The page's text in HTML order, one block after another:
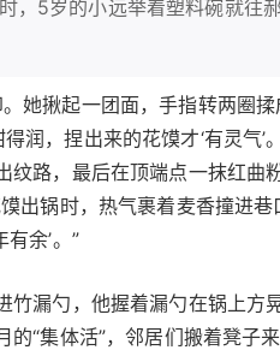
，5岁的小远举着塑料碗就
她揪起一团面，手指转两圈
润，捏出来的花馍才‘有灵气’
纹路，最后在顶端点一抹红
出锅时，热气裹着麦香撞进
余’。”
漏勺，他握着漏勺在锅上方
“集体活”，邻居们搬着凳子